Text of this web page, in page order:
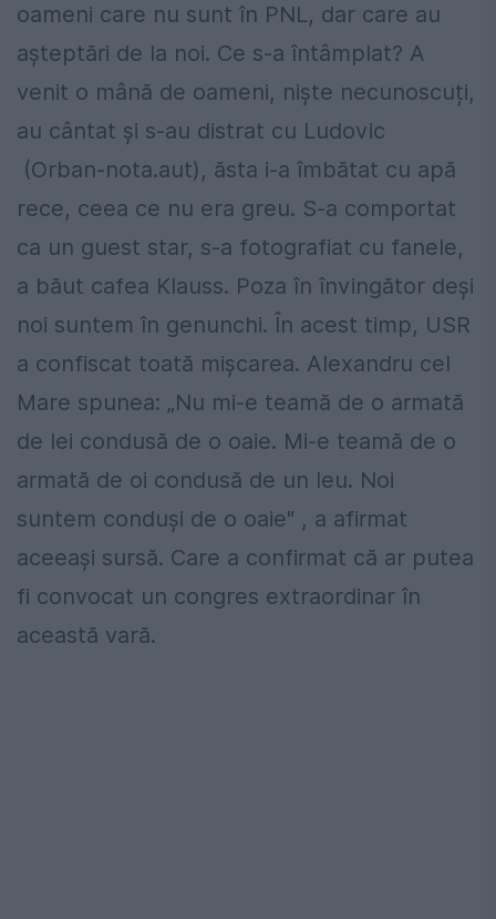
oameni care nu sunt în PNL, dar care au
așteptări de la noi. Ce s-a întâmplat? A
venit o mână de oameni, niște necunoscuți,
au cântat și s-au distrat cu Ludovic
(Orban-nota.aut), ăsta i-a îmbătat cu apă
rece, ceea ce nu era greu. S-a comportat
ca un guest star, s-a fotografiat cu fanele,
a băut cafea Klauss. Poza în învingător deși
noi suntem în genunchi. În acest timp, USR
a confiscat toată mișcarea. Alexandru cel
Mare spunea: „Nu mi-e teamă de o armată
de lei condusă de o oaie. Mi-e teamă de o
armată de oi condusă de un leu. Noi
suntem conduși de o oaie" , a afirmat
aceeași sursă. Care a confirmat că ar putea
fi convocat un congres extraordinar în
această vară.